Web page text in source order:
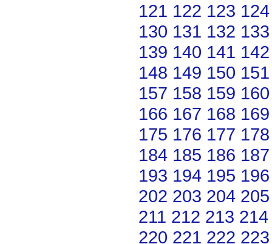
121 122 123 124
130 131 132 133
139 140 141 142
148 149 150 151
157 158 159 160
166 167 168 169
175 176 177 178
184 185 186 187
193 194 195 196
202 203 204 205
211 212 213 214
220 221 222 223